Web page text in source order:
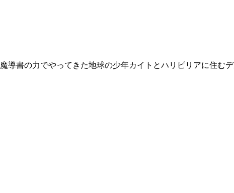
導書の力でやってきた地球の少年カイトとハリピリアに住む